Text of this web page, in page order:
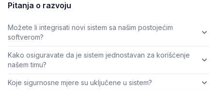
Pitanja o razvoju
Možete li integrisati novi sistem sa našim postojećim
softverom?
Kako osiguravate da je sistem jednostavan za korišćenje
našem timu?
Koje sigurnosne mjere su uključene u sistem?